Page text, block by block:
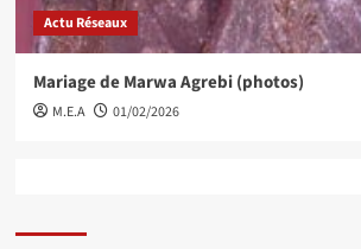
Actu Réseaux
Mariage de Marwa Agrebi (photos)
M.E.A 01/02/2026